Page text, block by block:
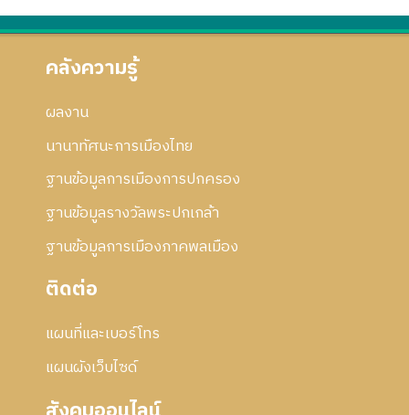
คลังความรู้
ผลงาน
นานาทัศนะการเมืองไทย
ฐานข้อมูลการเมืองการปกครอง
ฐานข้อมูลรางวัลพระปกเกล้า
ฐานข้อมูลการเมืองภาคพลเมือง
ติดต่อ
แผนที่และเบอร์โทร
แผนผังเว็บไซด์